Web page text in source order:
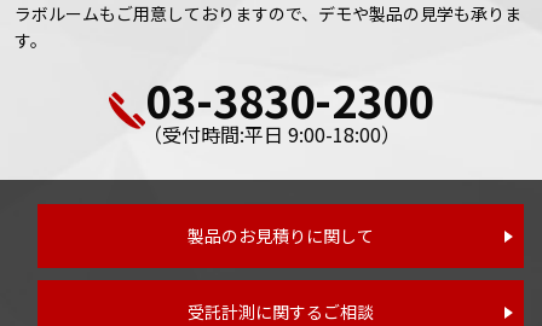
ラボルームもご用意しておりますので、デモや製品の見学も承りま
す。
03-3830-2300
（受付時間:平日 9:00-18:00）
製品のお見積りに関して
受託計測に関するご相談